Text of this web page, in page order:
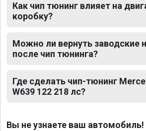
Как чип тюнинг влияет на
коробку?
Можно ли вернуть заводские
после чип тюнинга?
Где сделать чип-тюнинг
W639 122 218 лс?
Вы не узнаете ваш автомобиль!